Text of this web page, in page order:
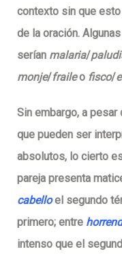
contexto sin que
de la oración.
serían malaria/
monje/fraileo fisco/
Sin embargo, a
que pueden ser
absolutos, lo cierto
pareja presenta
cabelloel segundo
primero; entre
intenso que el